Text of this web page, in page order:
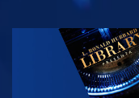
VE